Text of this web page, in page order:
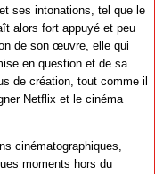
ses intonations, tel que le
alors fort appuyé et peu
de son œuvre, elle qui
en question et de sa
de création, tout comme il
Netflix et le cinéma
cinématographiques,
moments hors du